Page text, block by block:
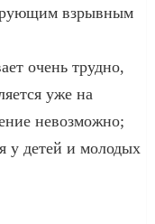
взрывным
очень трудно,
уже на
невозможно;
у детей и молодых